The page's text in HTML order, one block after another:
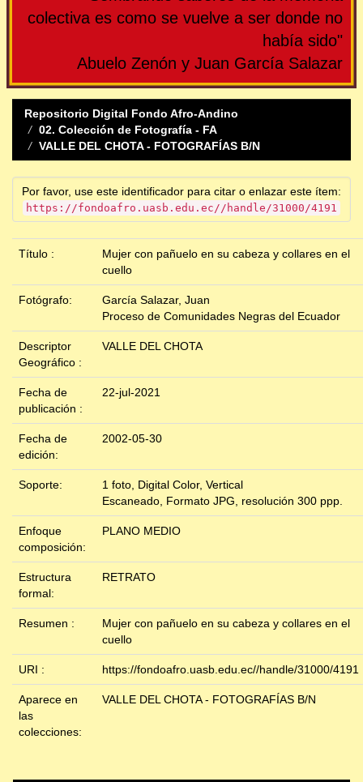
colectiva es como se vuelve a ser donde no
había sido"
Abuelo Zenón y Juan García Salazar
Repositorio Digital Fondo Afro-Andino
02. Colección de Fotografía - FA
VALLE DEL CHOTA - FOTOGRAFÍAS B/N
Por favor, use este identificador para citar o enlazar este ítem:
https://fondoafro.uasb.edu.ec//handle/31000/4191
Título :
Mujer con pañuelo en su cabeza y collares en el
cuello
Fotógrafo:
García Salazar, Juan
Proceso de Comunidades Negras del Ecuador
Descriptor
Geográfico :
VALLE DEL CHOTA
Fecha de
publicación :
22-jul-2021
Fecha de
edición:
2002-05-30
Soporte:
1 foto, Digital Color, Vertical
Escaneado, Formato JPG, resolución 300 ppp.
Enfoque
composición:
PLANO MEDIO
Estructura
formal:
RETRATO
Resumen :
Mujer con pañuelo en su cabeza y collares en el
cuello
URI : https://fondoafro.uasb.edu.ec//handle/31000/4191
Aparece en
las
colecciones:
VALLE DEL CHOTA - FOTOGRAFÍAS B/N